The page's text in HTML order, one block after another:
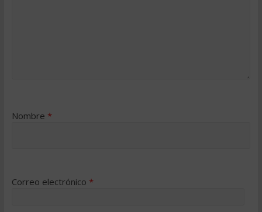
Nombre *
Correo electrónico *